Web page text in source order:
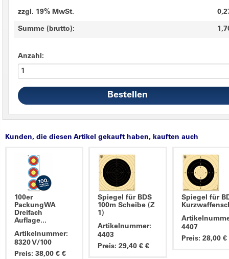
zzgl. 19% MwSt.
Summe (brutto):
Anzahl:
Kunden, die diesen Artikel gekauft haben, kauften auch
100er
PackungWA
Dreifach
Auflage...
Artikelnummer:
8320 V/100
Preis: 38,00 € €
Spiegel für BDS
100m Scheibe (Z
1)
Artikelnummer:
4403
Preis: 29,40 € €
Spiegel für
4407
Preis: 28,00 €